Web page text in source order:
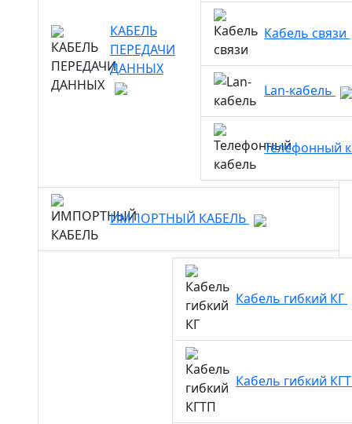
КАБЕЛЬ
ПЕРЕДАЧИ
ДАННЫХ
Кабель связи
Lan-кабель
Телефонный
ИМПОРТНЫЙ КАБЕЛЬ
Кабель гибкий КГ
Кабель гибкий